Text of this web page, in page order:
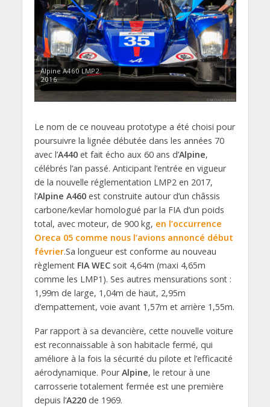
Alpine A460 LMP2
2016
Le nom de ce nouveau prototype a été choisi pour
poursuivre la lignée débutée dans les années 70
avec l’A440et fait écho aux 60 ans d’Alpine,
célébrés l’an passé. Anticipant l’entrée en vigueur
de la nouvelle réglementation LMP2 en 2017,
l’Alpine A460est construite autour d’un châssis
carbone/kevlar homologué par la FIA d’un poids
total, avec moteur, de 900 kg, en l’occurrence
Oreca 05 comme nous l’avions annoncé début
février.Sa longueur est conforme au nouveau
règlement FIA WECsoit 4,64m (maxi 4,65m
comme les LMP1). Ses autres mensurations sont :
1,99m de large, 1,04m de haut, 2,95m
d’empattement, voie avant 1,57m et arrière 1,55m.
Par rapport à sa devancière, cette nouvelle voiture
est reconnaissable à son habitacle fermé, qui
améliore à la fois la sécurité du pilote et l’efficacité
aérodynamique. PourAlpine, le retour à une
carrosserie totalement fermée est une première
depuis l’A220de 1969.